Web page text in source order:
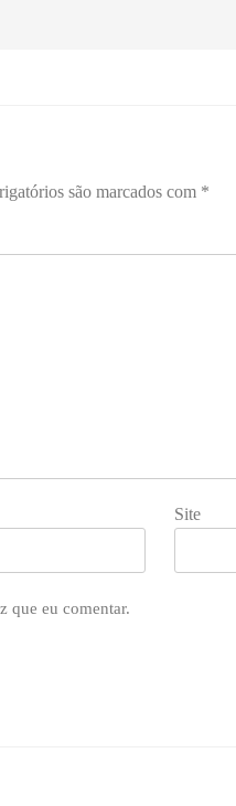
são marcados com *
Site
que eu comentar.